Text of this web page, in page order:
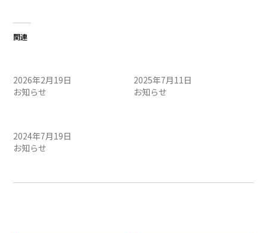
関連
2026年2月19日
お知らせ
2025年7月11日
お知らせ
2024年7月19日
お知らせ